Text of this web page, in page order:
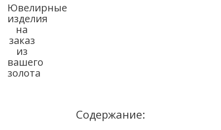
Ювелирные
изделия
на
заказ
из
вашего
золота
Содержание: